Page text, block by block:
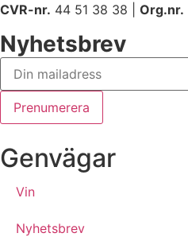
CVR-nr. 44 51 38 38 | Org.nr.
Nyhetsbrev
Genvägar
Vin
Nyhetsbrev